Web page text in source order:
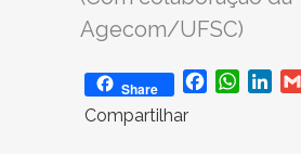
Agecom/UFSC)
Share Facebook
Compartilhar